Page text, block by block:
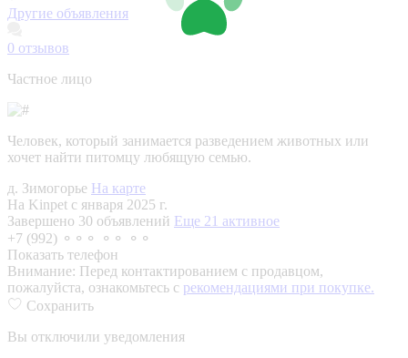
Другие объявления
0 отзывов
Частное лицо
Человек, который занимается разведением животных или
хочет найти питомцу любящую семью.
д. Зимогорье На карте
На Kinpet c января 2025 г.
Завершено 30 объявлений Еще 21 активное
+7 (992) ⚬⚬⚬ ⚬⚬ ⚬⚬
Показать телефон
Внимание: Перед контактированием с продавцом,
пожалуйста, ознакомьтесь с рекомендациями при покупке.
Сохранить
Вы отключили уведомления